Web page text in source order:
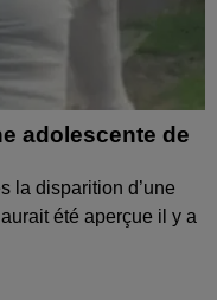
adolescente de
la disparition d’une
été aperçue il y a